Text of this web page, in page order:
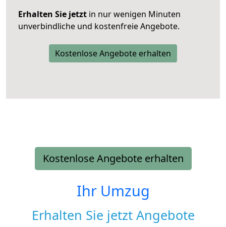
Erhalten Sie jetzt in nur wenigen Minuten
unverbindliche und kostenfreie Angebote.
Kostenlose Angebote erhalten
Kostenlose Angebote erhalten
Ihr Umzug
Erhalten Sie jetzt Angebote